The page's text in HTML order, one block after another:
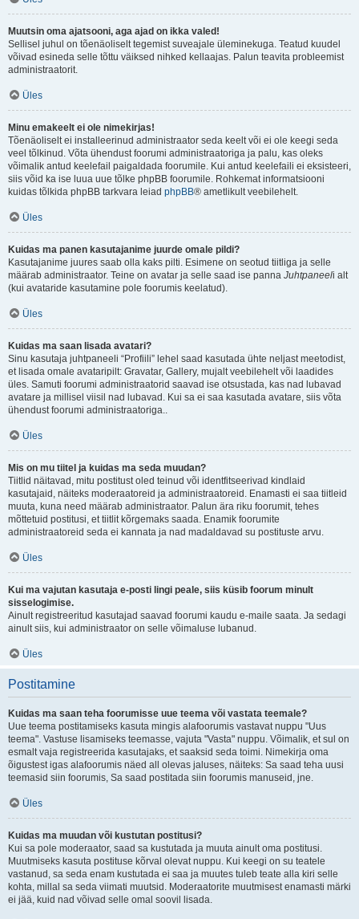
Muutsin oma ajatsooni, aga ajad on ikka valed!
Sellisel juhul on tõenäoliselt tegemist suveajale üleminekuga. Teatud kuudel
võivad esineda selle tõttu väiksed nihked kellaajas. Palun teavita probleemist
administraatorit.
Üles
Minu emakeelt ei ole nimekirjas!
Tõenäoliselt ei installeerinud administraator seda keelt või ei ole keegi seda
veel tõlkinud. Võta ühendust foorumi administraatoriga ja palu, kas oleks
võimalik antud keelefail paigaldada foorumile. Kui antud keelefaili ei eksisteeri,
siis võid ka ise luua uue tõlke phpBB foorumile. Rohkemat informatsiooni
kuidas tõlkida phpBB tarkvara leiad phpBB® ametlikult veebilehelt.
Üles
Kuidas ma panen kasutajanime juurde omale pildi?
Kasutajanime juures saab olla kaks pilti. Esimene on seotud tiitliga ja selle
määrab administraator. Teine on avatar ja selle saad ise panna Juhtpaneeli alt
(kui avataride kasutamine pole foorumis keelatud).
Üles
Kuidas ma saan lisada avatari?
Sinu kasutaja juhtpaneeli “Profiili” lehel saad kasutada ühte neljast meetodist,
et lisada omale avataripilt: Gravatar, Gallery, mujalt veebilehelt või laadides
üles. Samuti foorumi administraatorid saavad ise otsustada, kas nad lubavad
avatare ja millisel viisil nad lubavad. Kui sa ei saa kasutada avatare, siis võta
ühendust foorumi administraatoriga..
Üles
Mis on mu tiitel ja kuidas ma seda muudan?
Tiitlid näitavad, mitu postitust oled teinud või identfitseerivad kindlaid
kasutajaid, näiteks moderaatoreid ja administraatoreid. Enamasti ei saa tiitleid
muuta, kuna need määrab administraator. Palun ära riku foorumit, tehes
mõttetuid postitusi, et tiitlit kõrgemaks saada. Enamik foorumite
administraatoreid seda ei kannata ja nad madaldavad su postituste arvu.
Üles
Kui ma vajutan kasutaja e-posti lingi peale, siis küsib foorum minult
sisselogimise.
Ainult registreeritud kasutajad saavad foorumi kaudu e-maile saata. Ja sedagi
ainult siis, kui administraator on selle võimaluse lubanud.
Üles
Postitamine
Kuidas ma saan teha foorumisse uue teema või vastata teemale?
Uue teema postitamiseks kasuta mingis alafoorumis vastavat nuppu "Uus
teema". Vastuse lisamiseks teemasse, vajuta "Vasta" nuppu. Võimalik, et sul on
esmalt vaja registreerida kasutajaks, et saaksid seda toimi. Nimekirja oma
õigustest igas alafoorumis näed all olevas jaluses, näiteks: Sa saad teha uusi
teemasid siin foorumis, Sa saad postitada siin foorumis manuseid, jne.
Üles
Kuidas ma muudan või kustutan postitusi?
Kui sa pole moderaator, saad sa kustutada ja muuta ainult oma postitusi.
Muutmiseks kasuta postituse kõrval olevat nuppu. Kui keegi on su teatele
vastanud, sa seda enam kustutada ei saa ja muutes tuleb teate alla kiri selle
kohta, millal sa seda viimati muutsid. Moderaatorite muutmisest enamasti märki
ei jää, kuid nad võivad selle omal soovil lisada.